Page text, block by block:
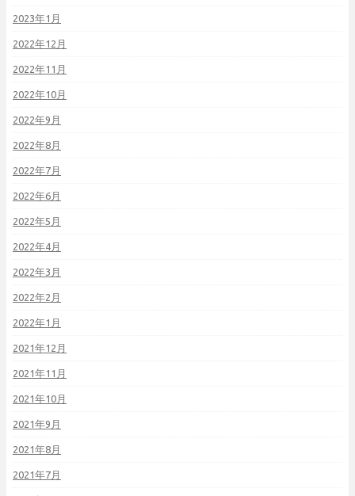
2023年1月
2022年12月
2022年11月
2022年10月
2022年9月
2022年8月
2022年7月
2022年6月
2022年5月
2022年4月
2022年3月
2022年2月
2022年1月
2021年12月
2021年11月
2021年10月
2021年9月
2021年8月
2021年7月